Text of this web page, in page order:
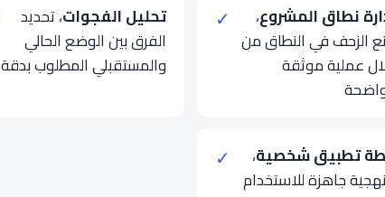
✓ نطاق المشروع،
الزحف في النطاق من
عملية موثقة
تحليل الفجوات، تحديد
الفرق بين الوضع الحالي
والمستقبلي المطلوب بدقة
✓ تطبيق شخصية،
جاهزة للاستخدام